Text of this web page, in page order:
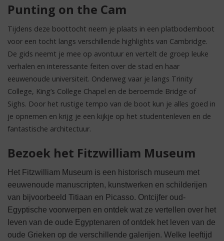
Punting on the Cam
Tijdens deze boottocht neem je plaats in een platbodemboot
voor een tocht langs verschillende highlights van Cambridge.
De gids neemt je mee op avontuur en vertelt de groep leuke
verhalen en interessante feiten over de stad en haar
eeuwenoude universiteit. Onderweg vaar je langs Trinity
College, King’s College Chapel en de beroemde Bridge of
Sighs. Door het rustige tempo van de boot kun je alles goed in
je opnemen en krijg je een kijkje op het studentenleven en de
fantastische architectuur.
Bezoek het Fitzwilliam Museum
Het Fitzwilliam Museum is een historisch museum met
eeuwenoude manuscripten, kunstwerken en schilderijen
van bijvoorbeeld Titiaan en Picasso. Ontcijfer oud-
Egyptische voorwerpen en ontdek wat ze vertellen over het
leven van de oude Egyptenaren of ontdek het leven van de
oude Grieken op de verschillende galerijen. Welke leeftijd